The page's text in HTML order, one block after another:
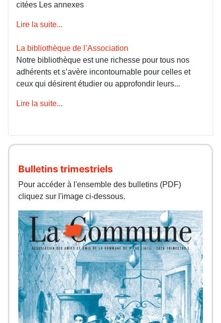
citées Les annexes
Lire la suite...
La bibliothèque de l’Association
Notre bibliothèque est une richesse pour tous nos
adhérents et s’avère incontournable pour celles et
ceux qui désirent étudier ou approfondir leurs...
Lire la suite...
Bulletins trimestriels
Pour accéder à l'ensemble des bulletins (PDF)
cliquez sur l'image ci-dessous.